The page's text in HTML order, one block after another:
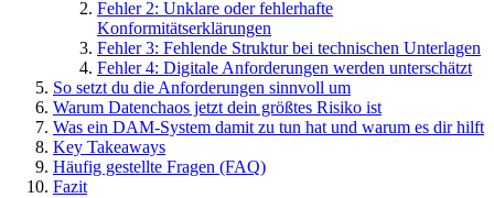
Fehler 2: Unklare oder fehlerhafte
Konformitätserklärungen
Fehler 3: Fehlende Struktur bei technischen Unterlagen
Fehler 4: Digitale Anforderungen werden unterschätzt
So setzt du die Anforderungen sinnvoll um
Warum Datenchaos jetzt dein größtes Risiko ist
Was ein DAM-System damit zu tun hat und warum es dir hilft
Key Takeaways
Häufig gestellte Fragen (FAQ)
Fazit